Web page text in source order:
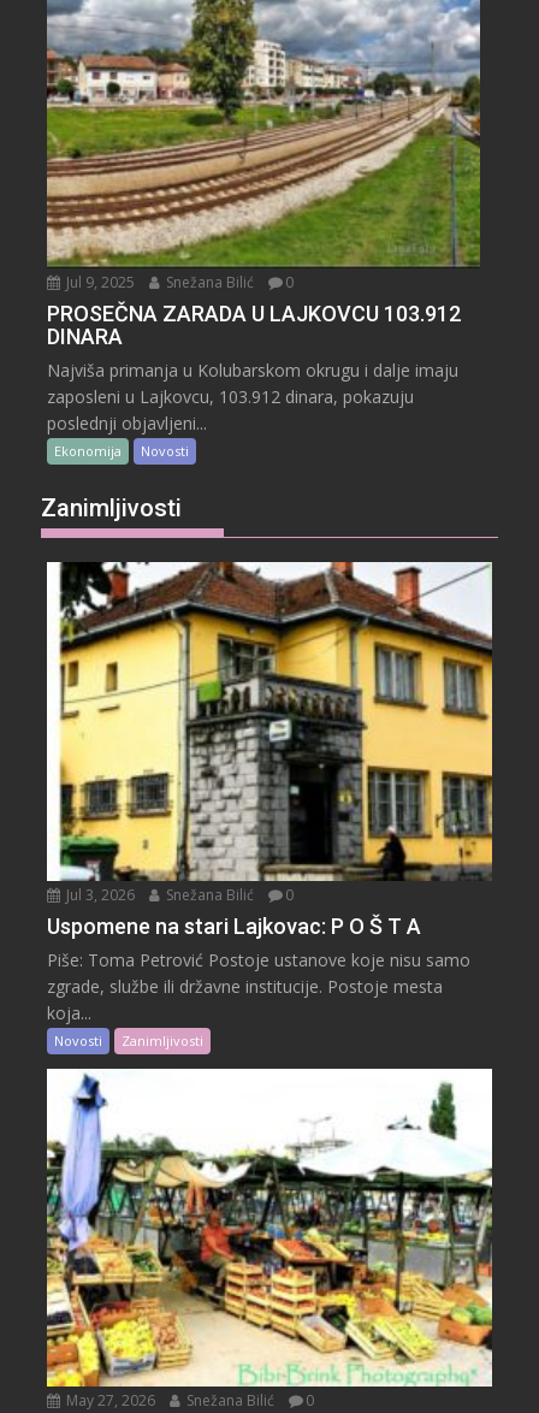
Jul 9, 2025 Snežana Bilić 0
PROSEČNA ZARADA U LAJKOVCU 103.912
DINARA
Najviša primanja u Kolubarskom okrugu i dalje imaju
zaposleni u Lajkovcu, 103.912 dinara, pokazuju
poslednji objavljeni...
Ekonomija Novosti
Zanimljivosti
Jul 3, 2026 Snežana Bilić 0
Uspomene na stari Lajkovac: P O Š T A
Piše: Toma Petrović Postoje ustanove koje nisu samo
zgrade, službe ili državne institucije. Postoje mesta
koja...
Novosti Zanimljivosti
May 27, 2026 Snežana Bilić 0